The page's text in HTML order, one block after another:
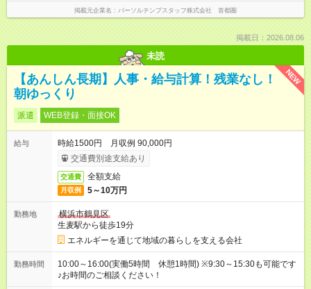
掲載元企業名 パーソルテンプスタッフ株式会社 首都圏
掲載日：2026.08.06
未読
NEW
【あんしん長期】人事・給与計算！残業なし！
朝ゆっくり
派遣 WEB登録・面接OK
給与
時給1500円 月収例 90,000円
交通費別途支給あり
交通費 全額支給
月収例 5～10万円
勤務地
横浜市鶴見区
生麦駅から徒歩19分
エネルギーを通じて地域の暮らしを支える会社
勤務時間
10:00～16:00(実働5時間 休憩1時間) ※9:30～15:30も可能です
♪お時間のご相談ください！